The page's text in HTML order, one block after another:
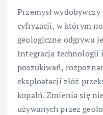
Przemysł
cyfryzacji, w którym
geologiczne odgrywa
Integracja technologii
poszukiwań,
eksploatacji złóż
kopalń. Zmienia się
używanych przez